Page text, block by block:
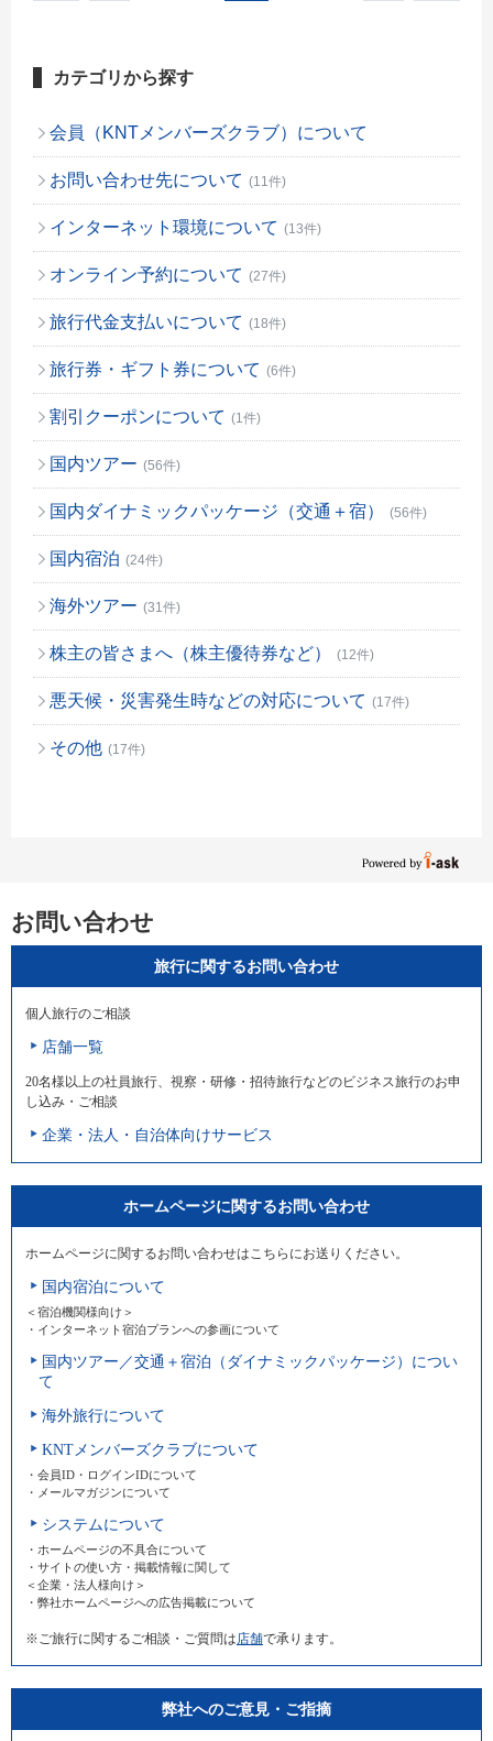
カテゴリから探す
会員（KNTメンバーズクラブ）について
お問い合わせ先について (11件)
インターネット環境について (13件)
オンライン予約について (27件)
旅行代金支払いについて (18件)
旅行券・ギフト券について (6件)
割引クーポンについて (1件)
国内ツアー (56件)
国内ダイナミックパッケージ（交通＋宿） (56件)
国内宿泊 (24件)
海外ツアー (31件)
株主の皆さまへ（株主優待券など） (12件)
悪天候・災害発生時などの対応について (17件)
その他 (17件)
お問い合わせ
旅行に関するお問い合わせ
個人旅行のご相談
店舗一覧
20名様以上の社員旅行、視察・研修・招待旅行などのビジネス旅行のお申
し込み・ご相談
企業・法人・自治体向けサービス
ホームページに関するお問い合わせ
ホームページに関するお問い合わせはこちらにお送りください。
国内宿泊について
＜宿泊機関様向け＞
・インターネット宿泊プランへの参画について
国内ツアー／交通＋宿泊（ダイナミックパッケージ）につい
て
海外旅行について
KNTメンバーズクラブについて
・会員ID・ログインIDについて
・メールマガジンについて
システムについて
・ホームページの不具合について
・サイトの使い方・掲載情報に関して
＜企業・法人様向け＞
・弊社ホームページへの広告掲載について
※ご旅行に関するご相談・ご質問は 店舗で承ります。
弊社へのご意見・ご指摘